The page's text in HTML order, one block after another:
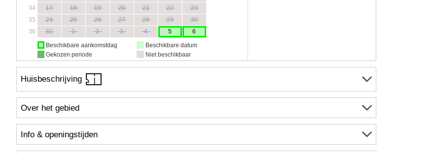
34
17 18 19 20 21 22
23
35
24 25 26 27 28 29
30
36
31 1 2 3 4 5
6
Beschikbare aankomstdag
Gekozen periode
Beschikbare datum
Niet beschikbaar
Huisbeschrijving
Over het gebied
Info & openingstijden